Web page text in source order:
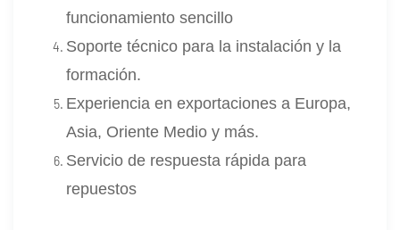
funcionamiento sencillo
Soporte técnico para la instalación y la
formación.
Experiencia en exportaciones a Europa,
Asia, Oriente Medio y más.
Servicio de respuesta rápida para
repuestos